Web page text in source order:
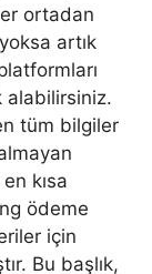
ortadan
artık
alabilirsiniz.
tüm bilgiler
kısa
ödeme
için
Bu başlık,